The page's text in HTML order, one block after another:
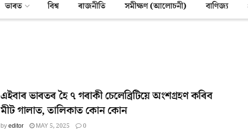
ভাৰত বিশ্ব ৰাজনীতি সমীক্ষণ (আলোচনী) বাণিজ্য
এইবাৰ ভাৰতৰ হৈ ৭ গৰাকী চেলেব্ৰিটিয়ে অংশগ্ৰহণ কৰিব
মীট গালাত, তালিকাত কোন কোন
byeditor MAY 5, 2025 0